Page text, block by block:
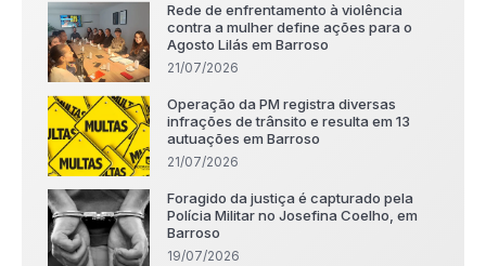
Rede de enfrentamento à violência
contra a mulher define ações para o
Agosto Lilás em Barroso
21/07/2026
Operação da PM registra diversas
infrações de trânsito e resulta em 13
autuações em Barroso
21/07/2026
Foragido da justiça é capturado pela
Polícia Militar no Josefina Coelho, em
Barroso
19/07/2026